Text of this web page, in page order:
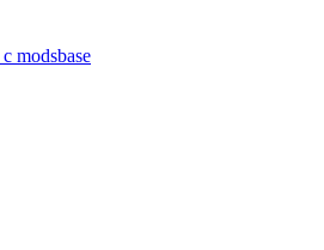
с modsbase